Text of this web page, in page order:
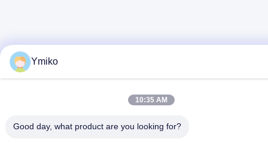
Ymiko
10:35 AM
Good day, what product are you looking for?